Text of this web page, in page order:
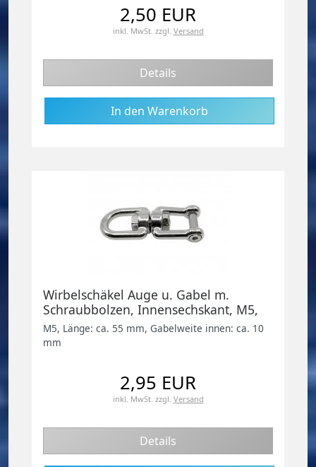
2,50 EUR
inkl. MwSt. zzgl. Versand
Details
Wirbelschäkel Auge u. Gabel m.
Schraubbolzen, Innensechskant, M5,
Edelstahl V4A
M5, Länge: ca. 55 mm, Gabelweite innen: ca. 10
mm
2,95 EUR
inkl. MwSt. zzgl. Versand
Details